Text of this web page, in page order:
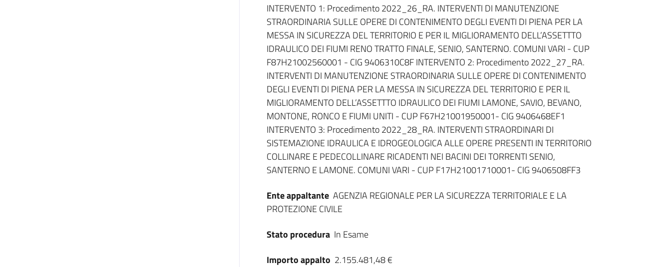
Dati del bando
INTERVENTO 1: Procedimento 2022_26_RA. INTERVENTI DI MANUTENZIONE
STRAORDINARIA SULLE OPERE DI CONTENIMENTO DEGLI EVENTI DI PIENA PER LA
MESSA IN SICUREZZA DEL TERRITORIO E PER IL MIGLIORAMENTO DELL’ASSETTTO
IDRAULICO DEI FIUMI RENO TRATTO FINALE, SENIO, SANTERNO. COMUNI VARI - CUP
F87H21002560001 - CIG 9406310C8F INTERVENTO 2: Procedimento 2022_27_RA.
INTERVENTI DI MANUTENZIONE STRAORDINARIA SULLE OPERE DI CONTENIMENTO
DEGLI EVENTI DI PIENA PER LA MESSA IN SICUREZZA DEL TERRITORIO E PER IL
MIGLIORAMENTO DELL’ASSETTTO IDRAULICO DEI FIUMI LAMONE, SAVIO, BEVANO,
MONTONE, RONCO E FIUMI UNITI - CUP F67H21001950001- CIG 9406468EF1
INTERVENTO 3: Procedimento 2022_28_RA. INTERVENTI STRAORDINARI DI
SISTEMAZIONE IDRAULICA E IDROGEOLOGICA ALLE OPERE PRESENTI IN TERRITORIO
COLLINARE E PEDECOLLINARE RICADENTI NEI BACINI DEI TORRENTI SENIO,
SANTERNO E LAMONE. COMUNI VARI - CUP F17H21001710001- CIG 9406508FF3
Ente appaltante AGENZIA REGIONALE PER LA SICUREZZA TERRITORIALE E LA
PROTEZIONE CIVILE
Stato procedura In Esame
Importo appalto 2.155.481,48 €